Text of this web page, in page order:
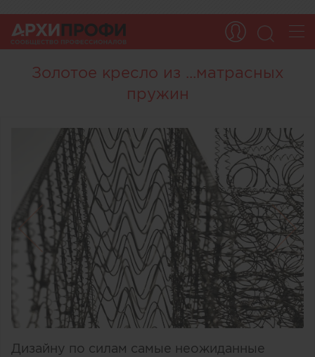
Золотое кресло из ...матрасных
пружин
Дизайну по силам самые неожиданные